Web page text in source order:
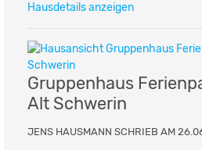
Hausdetails anzeigen
Gruppenhaus
Alt Schwerin
JENS HAUSMANN SCHRIEB AM